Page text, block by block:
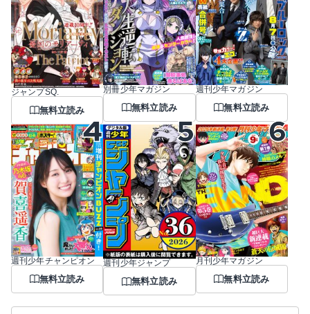
ジャンプSQ.
無料立読み
別冊少年マガジン
無料立読み
週刊少年マガジン
無料立読み
週刊少年チャンピオン
無料立読み
週刊少年ジャンプ
無料立読み
月刊少年マガジン
無料立読み